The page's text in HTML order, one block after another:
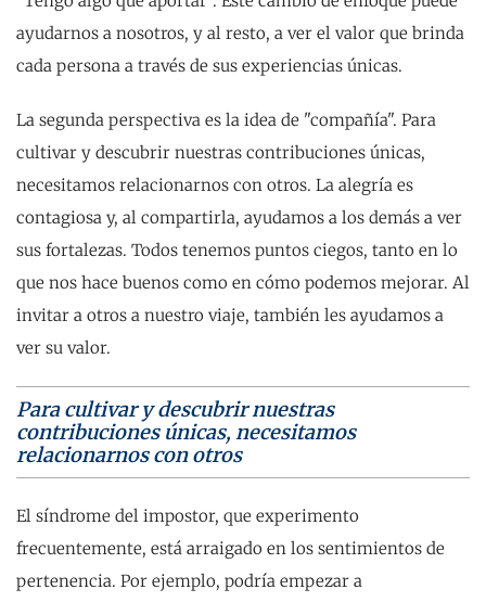
ayudarnos a nosotros, y al resto, a ver el valor que brinda
cada persona a través de sus experiencias únicas.
La segunda perspectiva es la idea de "compañía". Para
cultivar y descubrir nuestras contribuciones únicas,
necesitamos relacionarnos con otros. La alegría es
contagiosa y, al compartirla, ayudamos a los demás a ver
sus fortalezas. Todos tenemos puntos ciegos, tanto en lo
que nos hace buenos como en cómo podemos mejorar. Al
invitar a otros a nuestro viaje, también les ayudamos a
ver su valor.
Para cultivar y descubrir nuestras
contribuciones únicas, necesitamos
relacionarnos con otros
El síndrome del impostor, que experimento
frecuentemente, está arraigado en los sentimientos de
pertenencia. Por ejemplo, podría empezar a